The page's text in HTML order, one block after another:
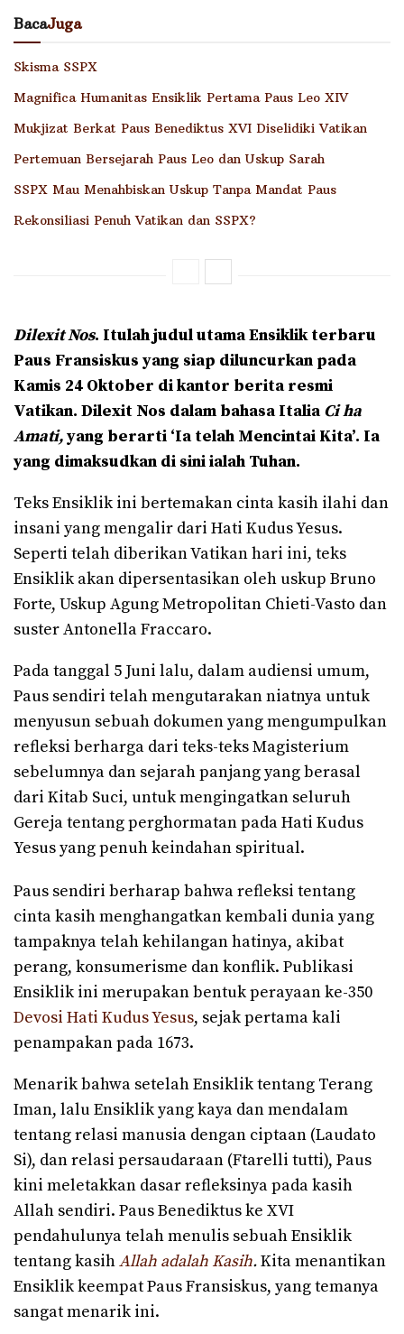
BacaJuga
Skisma SSPX
Magnifica Humanitas Ensiklik Pertama Paus Leo XIV
Mukjizat Berkat Paus Benediktus XVI Diselidiki Vatikan
Pertemuan Bersejarah Paus Leo dan Uskup Sarah
SSPX Mau Menahbiskan Uskup Tanpa Mandat Paus
Rekonsiliasi Penuh Vatikan dan SSPX?
Dilexit Nos. Itulah judul utama Ensiklik terbaru
Paus Fransiskus yang siap diluncurkan pada
Kamis 24 Oktober di kantor berita resmi
Vatikan. Dilexit Nos dalam bahasa ItaliaCi ha
Amati,yang berarti ‘Ia telah Mencintai Kita’. Ia
yang dimaksudkan di sini ialah Tuhan.
Teks Ensiklik ini bertemakan cinta kasih ilahi dan
insani yang mengalir dari Hati Kudus Yesus.
Seperti telah diberikan Vatikan hari ini, teks
Ensiklik akan dipersentasikan oleh uskup Bruno
Forte, Uskup Agung Metropolitan Chieti-Vasto dan
suster Antonella Fraccaro.
Pada tanggal 5 Juni lalu, dalam audiensi umum,
Paus sendiri telah mengutarakan niatnya untuk
menyusun sebuah dokumen yang mengumpulkan
refleksi berharga dari teks-teks Magisterium
sebelumnya dan sejarah panjang yang berasal
dari Kitab Suci, untuk mengingatkan seluruh
Gereja tentang perghormatan pada Hati Kudus
Yesus yang penuh keindahan spiritual.
Paus sendiri berharap bahwa refleksi tentang
cinta kasih menghangatkan kembali dunia yang
tampaknya telah kehilangan hatinya, akibat
perang, konsumerisme dan konflik. Publikasi
Ensiklik ini merupakan bentuk perayaan ke-350
Devosi Hati Kudus Yesus, sejak pertama kali
penampakan pada 1673.
Menarik bahwa setelah Ensiklik tentang Terang
Iman, lalu Ensiklik yang kaya dan mendalam
tentang relasi manusia dengan ciptaan (Laudato
Si), dan relasi persaudaraan (Ftarelli tutti), Paus
kini meletakkan dasar refleksinya pada kasih
Allah sendiri. Paus Benediktus ke XVI
pendahulunya telah menulis sebuah Ensiklik
tentang kasihAllah adalah Kasih.Kita menantikan
Ensiklik keempat Paus Fransiskus, yang temanya
sangat menarik ini.